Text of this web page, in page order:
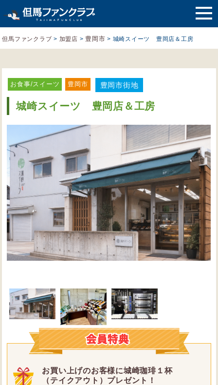
但馬ファンクラブ > 加盟店 > 豊岡市 > 城崎スイーツ 豊岡店＆工房
お食事/スイーツ 豊岡市 豊岡市街地
城崎スイーツ 豊岡店＆工房
お買い上げのお客様に城崎珈琲１杯
（テイクアウト）プレゼント！